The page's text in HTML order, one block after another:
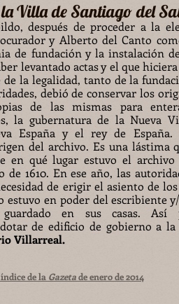
Villa de Santiago del
después de proceder a la
y Alberto del Canto
de fundación y la instalación
levantado actas y el que hiciera
de la legalidad, tanto de la
debió de conservar los
de las mismas para
la gubernatura de la Nueva
España y el rey de España.
del archivo. Es una lástima
en qué lugar estuvo el archivo
de 1610. En ese año, las
de erigir el asiento de
estuvo en poder del escribiente
en sus casas. Así
de edificio de gobierno a la
Villarreal.
de la Gazetade enero de 2014